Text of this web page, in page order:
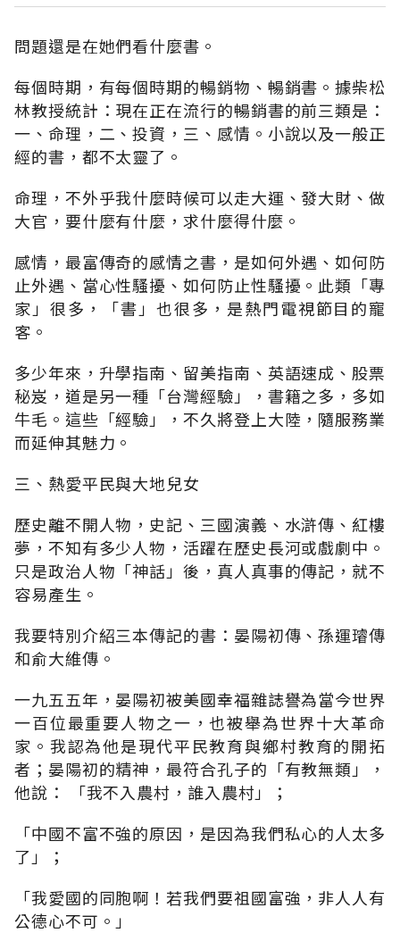
問題還是在她們看什麼書。
每個時期，有每個時期的暢銷物、暢銷書。據柴松
林教授統計：現在正在流行的暢銷書的前三類是：
一、命理，二、投資，三、感情。小說以及一般正
經的書，都不太靈了。
命理，不外乎我什麼時候可以走大運、發大財、做
大官，要什麼有什麼，求什麼得什麼。
感情，最富傳奇的感情之書，是如何外遇、如何防
止外遇、當心性騷擾、如何防止性騷擾。此類「專
家」很多，「書」也很多，是熱門電視節目的寵
客。
多少年來，升學指南、留美指南、英語速成、股票
秘岌，道是另一種「台灣經驗」，書籍之多，多如
牛毛。這些「經驗」，不久將登上大陸，隨服務業
而延伸其魅力。
三、熱愛平民與大地兒女
歷史離不開人物，史記、三國演義、水滸傳、紅樓
夢，不知有多少人物，活躍在歷史長河或戲劇中。
只是政治人物「神話」後，真人真事的傳記，就不
容易產生。
我要特別介紹三本傳記的書：晏陽初傳、孫運璿傳
和俞大維傳。
一九五五年，晏陽初被美國幸福雜誌譽為當今世界
一百位最重要人物之一，也被舉為世界十大革命
家。我認為他是現代平民教育與鄉村教育的開拓
者；晏陽初的精神，最符合孔子的「有教無類」，
他說： 「我不入農村，誰入農村」；
「中國不富不強的原因，是因為我們私心的人太多
了」；
「我愛國的同胞啊！若我們要祖國富強，非人人有
公德心不可。」